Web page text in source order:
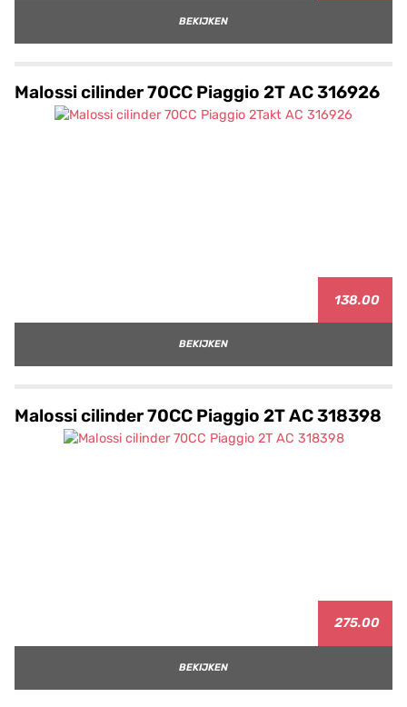
BEKIJKEN
Malossi cilinder 70CC Piaggio 2T AC 316926
138.00
BEKIJKEN
Malossi cilinder 70CC Piaggio 2T AC 318398
275.00
BEKIJKEN